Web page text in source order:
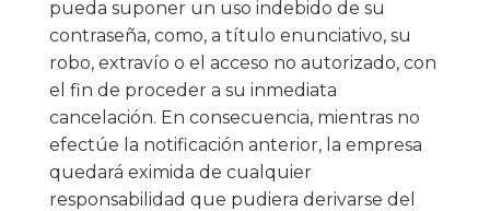
pueda suponer un uso indebido de su
contraseña, como, a título enunciativo, su
robo, extravío o el acceso no autorizado, con
el fin de proceder a su inmediata
cancelación. En consecuencia, mientras no
efectúe la notificación anterior, la empresa
quedará eximida de cualquier
responsabilidad que pudiera derivarse del